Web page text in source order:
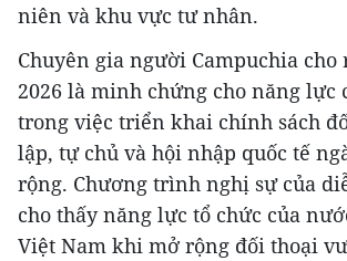
niên và khu vực tư nhân.
Chuyên gia người Campuchia cho
2026 là minh chứng cho năng lực
trong việc triển khai chính sách
lập, tự chủ và hội nhập quốc tế
rộng. Chương trình nghị sự của
cho thấy năng lực tổ chức của
Việt Nam khi mở rộng đối thoại